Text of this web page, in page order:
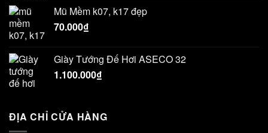
Mũ Mềm k07, k17 đẹp
70.000₫
Giày Tướng Đế Hơi ASECO 32
1.100.000₫
ĐỊA CHỈ CỬA HÀNG